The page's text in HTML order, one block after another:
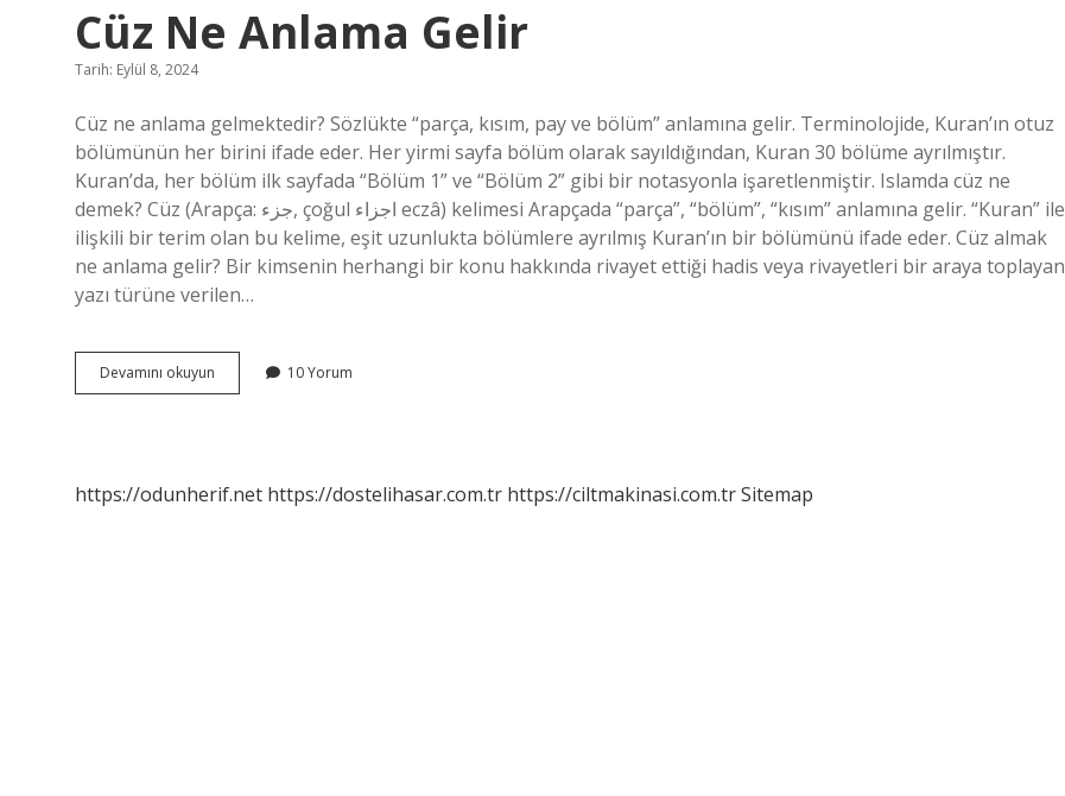
Cüz Ne Anlama Gelir
Tarih: Eylül 8, 2024
Cüz ne anlama gelmektedir? Sözlükte “parça, kısım, pay ve bölüm” anlamına gelir. Terminolojide, Kuran’ın otuz
bölümünün her birini ifade eder. Her yirmi sayfa bölüm olarak sayıldığından, Kuran 30 bölüme ayrılmıştır.
Kuran’da, her bölüm ilk sayfada “Bölüm 1” ve “Bölüm 2” gibi bir notasyonla işaretlenmiştir. Islamda cüz ne
demek? Cüz (Arapça: جزء, çoğul اجزاء eczâ) kelimesi Arapçada “parça”, “bölüm”, “kısım” anlamına gelir. “Kuran” ile
ilişkili bir terim olan bu kelime, eşit uzunlukta bölümlere ayrılmış Kuran’ın bir bölümünü ifade eder. Cüz almak
ne anlama gelir? Bir kimsenin herhangi bir konu hakkında rivayet ettiği hadis veya rivayetleri bir araya toplayan
yazı türüne verilen…
Devamını okuyun
Ne
10 Yorum
https://odunherif.net https://dostelihasar.com.tr https://ciltmakinasi.com.trSitemap